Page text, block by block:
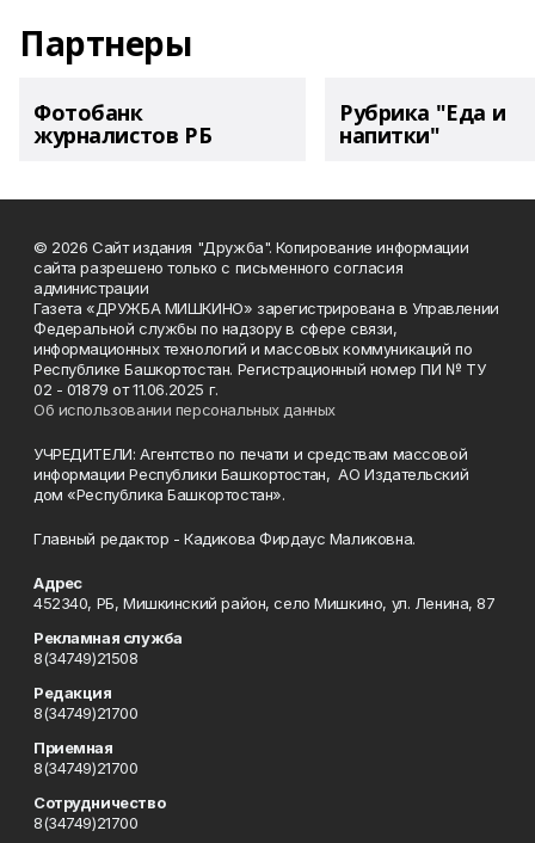
Партнеры
Фотобанк
журналистов РБ
Рубрика "Еда и
напитки"
© 2026 Сайт издания "Дружба". Копирование информации
сайта разрешено только с письменного согласия
администрации
Газета «ДРУЖБА МИШКИНО» зарегистрирована в Управлении
Федеральной службы по надзору в сфере связи,
информационных технологий и массовых коммуникаций по
Республике Башкортостан. Регистрационный номер ПИ № ТУ
02 - 01879 от 11.06.2025 г.
Об использовании персональных данных
УЧРЕДИТЕЛИ: Агентство по печати и средствам массовой
информации Республики Башкортостан, АО Издательский
дом «Республика Башкортостан».
Главный редактор - Кадикова Фирдаус Маликовна.
Адрес
452340, РБ, Мишкинский район, село Мишкино, ул. Ленина, 87
Рекламная служба
8(34749)21508
Редакция
8(34749)21700
Приемная
8(34749)21700
Сотрудничество
8(34749)21700